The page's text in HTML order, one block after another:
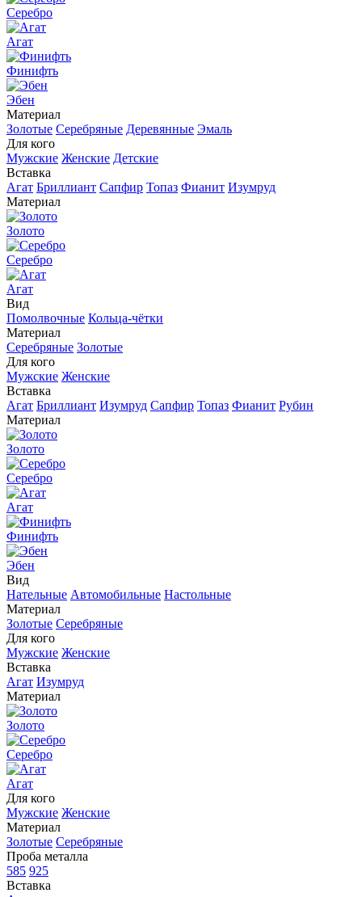
Серебро
Агат
Финифть
Эбен
Материал
Золотые Серебряные Деревянные Эмаль
Для кого
Мужские Женские Детские
Вставка
Агат Бриллиант Сапфир Топаз Фианит Изумруд
Материал
Золото
Серебро
Агат
Вид
Помолвочные Кольца-чётки
Материал
Серебряные Золотые
Для кого
Мужские Женские
Вставка
Агат Бриллиант Изумруд Сапфир Топаз Фианит Рубин
Материал
Золото
Серебро
Агат
Финифть
Эбен
Вид
Нательные Автомобильные Настольные
Материал
Золотые Серебряные
Для кого
Мужские Женские
Вставка
Агат Изумруд
Материал
Золото
Серебро
Агат
Для кого
Мужские Женские
Материал
Золотые Серебряные
Проба металла
585 925
Вставка